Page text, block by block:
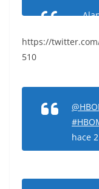
—
https://
510
hace
que